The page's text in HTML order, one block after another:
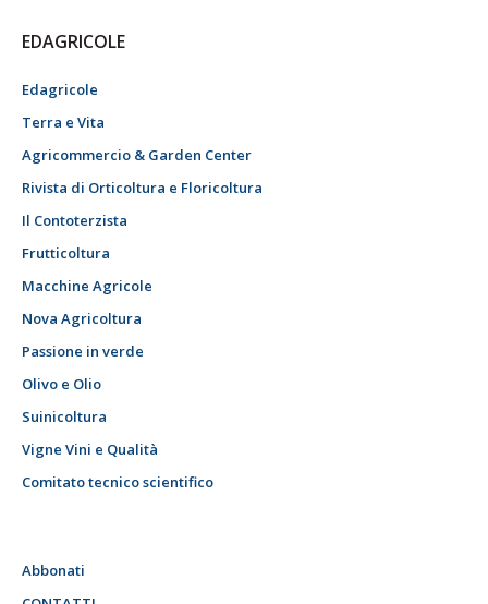
EDAGRICOLE
Edagricole
Terra e Vita
Agricommercio & Garden Center
Rivista di Orticoltura e Floricoltura
Il Contoterzista
Frutticoltura
Macchine Agricole
Nova Agricoltura
Passione in verde
Olivo e Olio
Suinicoltura
Vigne Vini e Qualità
Comitato tecnico scientifico
Abbonati